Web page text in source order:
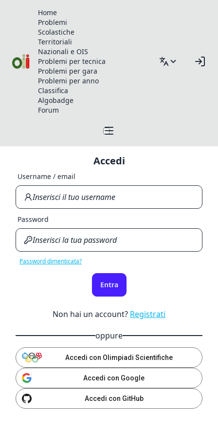
Home
Problemi
Scolastiche
Territoriali
Nazionali e OIS
Problemi per tecnica
Problemi per gara
Problemi per anno
Classifica
Algobadge
Forum
Accedi
Username / email
Password
Password dimenticata?
Entra
Non hai un account? Registrati
oppure
Accedi con Olimpiadi Scientifiche
Accedi con Google
Accedi con GitHub